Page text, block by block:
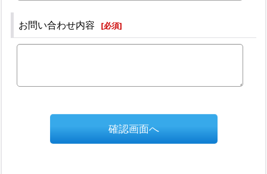
お問い合わせ内容 [必須]
確認画面へ